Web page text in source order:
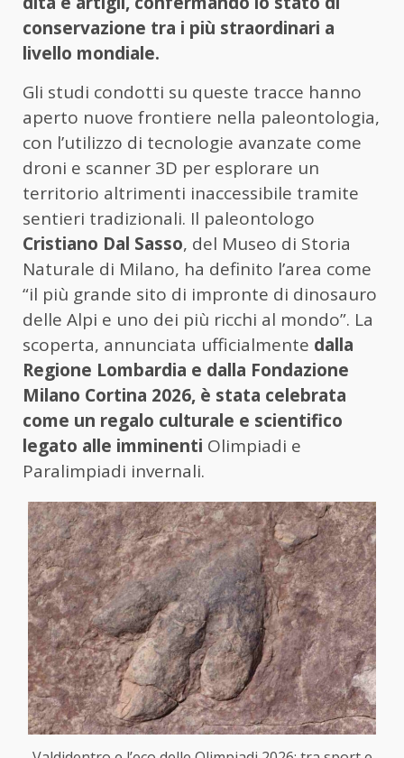
conservazione tra i più straordinari a
livello mondiale.
Gli studi condotti su queste tracce hanno
aperto nuove frontiere nella paleontologia,
con l’utilizzo di tecnologie avanzate come
droni e scanner 3D per esplorare un
territorio altrimenti inaccessibile tramite
sentieri tradizionali. Il paleontologo
Cristiano Dal Sasso, del Museo di Storia
Naturale di Milano, ha definito l’area come
“il più grande sito di impronte di dinosauro
delle Alpi e uno dei più ricchi al mondo”. La
scoperta, annunciata ufficialmente dalla
Regione Lombardia e dalla Fondazione
Milano Cortina 2026, è stata celebrata
come un regalo culturale e scientifico
legato alle imminenti Olimpiadi e
Paralimpiadi invernali.